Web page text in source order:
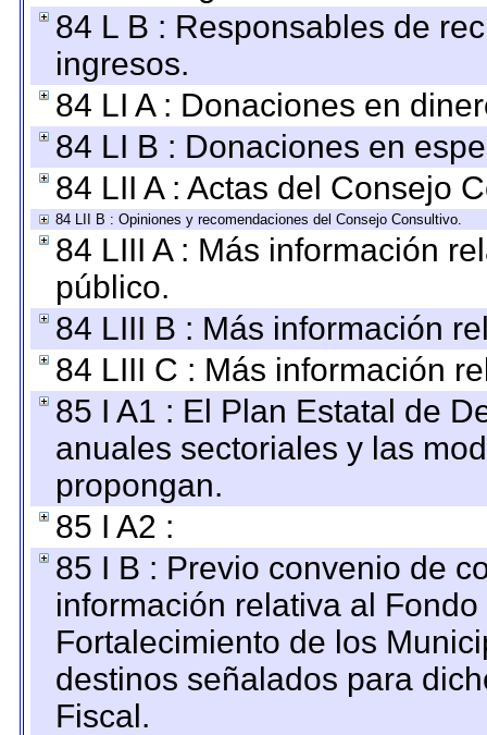
84 L B : Responsables de
ingresos.
84 LI A : Donaciones en
84 LI B : Donaciones en
84 LII A : Actas del Consejo
84 LII B : Opiniones y recomendaciones del Consejo Consultivo.
84 LIII A : Más información
público.
84 LIII B : Más información
84 LIII C : Más información
85 I A1 : El Plan Estatal de
anuales sectoriales y las
propongan.
85 I A2 :
85 I B : Previo convenio de
información relativa al
Fortalecimiento de los
destinos señalados para
Fiscal.